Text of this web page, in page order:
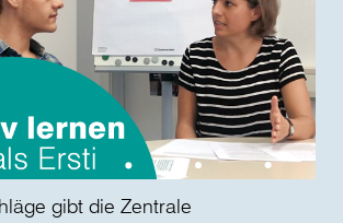
gibt die Zentrale